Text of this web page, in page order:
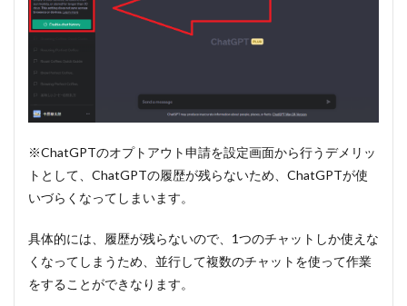
※ChatGPTのオプトアウト申請を設定画面から行うデメリッ
トとして、ChatGPTの履歴が残らないため、ChatGPTが使
いづらくなってしまいます。
具体的には、履歴が残らないので、1つのチャットしか使えな
くなってしまうため、並行して複数のチャットを使って作業
をすることができなります。